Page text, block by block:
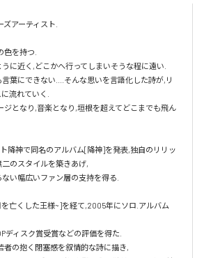
アーティスト.
色を持つ.
に近く,どこかへ行ってしまいそうな程に遠い.
葉にできない....そんな思いを言語化した詩が,リ
流れていく.
ジとなり,音楽となり,垣根を超えてどこまでも飛ん
降神で同名のアルバム[降神]を発表,独自のリリッ
のスタイルを築きあげ,
い幅広いファン層の支持を得る.
亡くした王様~]を経て,2005年にソロ.アルバム
ディスク賞受賞などの評価を得た.
者の抱く閉塞感を叙情的な詩に描き,